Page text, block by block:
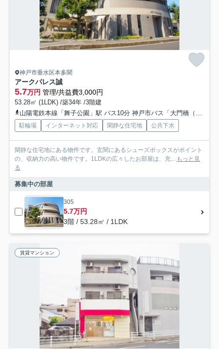
神戸市垂水区本多聞
アークパレス誠
5.7万円 管理/共益費3,000円
53.28㎡ (1LDK) /築34年 /3階建
山陽電鉄本線「舞子公園」駅 バス10分 神戸市バス「大門橋（兵庫県）」 停歩5分
駐輪場 インターネット対応 閑静な住宅地 公共下水
閑静な住宅地にある物件です。玄関にあるシューズボックスがポイント
の、収納力の高い物件です。1LDKの広々したお部屋は、充...
もっと見
る
募集中の部屋
305
5.7万円
3階 / 53.28㎡ / 1LDK
賃貸マンション